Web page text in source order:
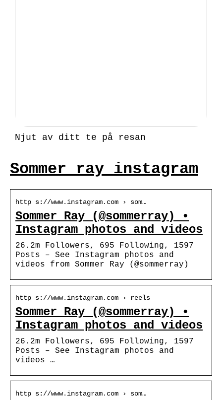
Njut av ditt te på resan
Sommer ray instagram
http s://www.instagram.com › som…
Sommer Ray (@sommerray) •
Instagram photos and videos
26.2m Followers, 695 Following, 1597
Posts – See Instagram photos and
videos from Sommer Ray (@sommerray)
http s://www.instagram.com › reels
Sommer Ray (@sommerray) •
Instagram photos and videos
26.2m Followers, 695 Following, 1597
Posts – See Instagram photos and
videos …
http s://www.instagram.com › som…